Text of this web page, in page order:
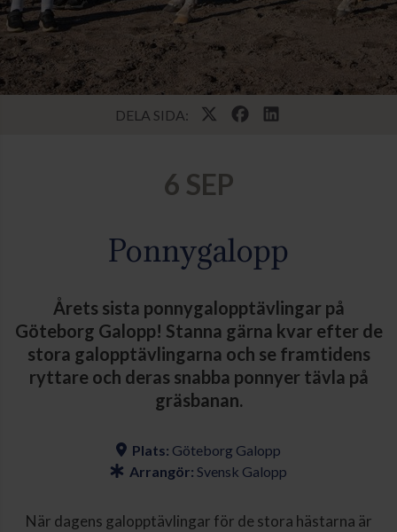
DELA SIDA:
6 SEP
Ponnygalopp
Årets sista ponnygalopptävlingar på
Göteborg Galopp! Stanna gärna kvar efter de
stora galopptävlingarna och se framtidens
ryttare och deras snabba ponnyer tävla på
gräsbanan.
Plats: Göteborg Galopp
Arrangör: Svensk Galopp
När dagens galopptävlingar för de stora hästarna är